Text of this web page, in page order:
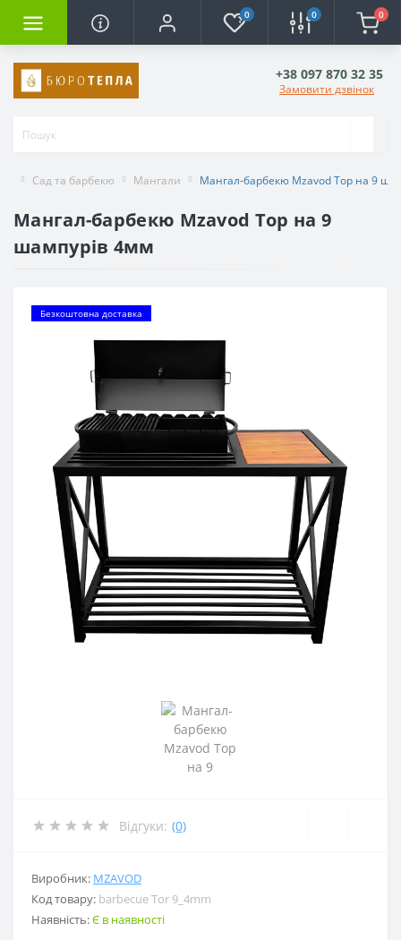
0 0 0
+38 097 870 32 35
Замовити дзвінок
Сад та барбекю Мангали Мангал-барбекю Mzavod Тор на 9
Мангал-барбекю Mzavod Тор на 9
шампурів 4мм
Безкоштовна доставка
Відгуки: (0)
Виробник: MZAVOD
Код товару: barbecue Tor 9_4mm
Наявність:Є в наявності